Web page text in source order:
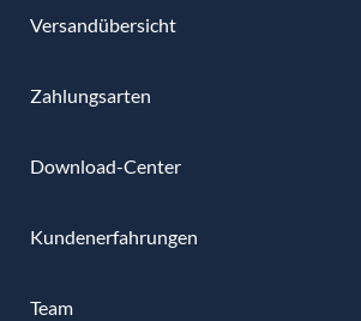
Versandübersicht
Zahlungsarten
Download-Center
Kundenerfahrungen
Team